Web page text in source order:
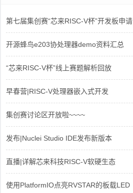
第七届集创赛“芯来RISC-V杯”开发板申请
开源蜂鸟e203协处理器demo资料汇总
“芯来RISC-V杯”线上赛题解析回放
早春营|RISC-V处理器嵌入式开发
集创赛讨论区开放啦~~~~
发布|Nuclei Studio IDE发布新版本
直播|详解芯来科技RISC-V软硬生态
使用PlatformIO点亮RVSTAR的板载LED